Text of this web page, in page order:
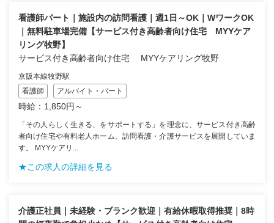
看護師パート｜施設内の訪問看護｜週1日～OK｜WワークOK
｜無料駐車場完備【サービス付き高齢者向け住宅 MYYケア
リング牧野】
サービス付き高齢者向け住宅 MYYケアリング牧野
京阪本線牧野駅
看護師
アルバイト・パート
時給：1,850円～
「その人らしく生きる、をサポートする」を理念に、サービス付き高齢
者向け住宅や有料老人ホーム、訪問看護・介護サービスを展開していま
す。 MYYケアリ...
★この求人の詳細を見る
介護正社員｜未経験・ブランク歓迎｜有給休暇取得推奨｜8時